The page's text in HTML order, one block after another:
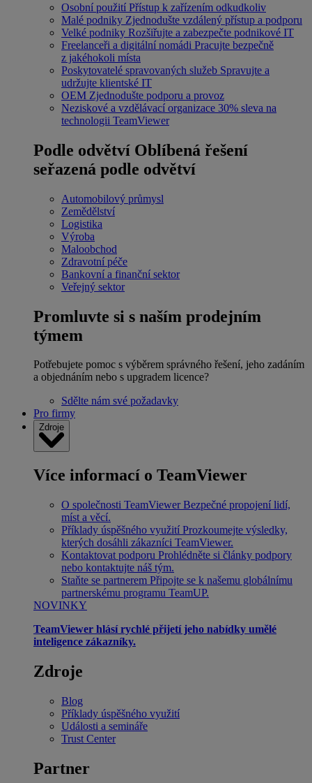
Osobní použití Přístup k zařízením odkudkoliv
Malé podniky Zjednodušte vzdálený přístup a podporu
Velké podniky Rozšiřujte a zabezpečte podnikové IT
Freelanceři a digitální nomádi Pracujte bezpečně
z jakéhokoli místa
Poskytovatelé spravovaných služeb Spravujte a
udržujte klientské IT
OEM Zjednodušte podporu a provoz
Neziskové a vzdělávací organizace 30% sleva na
technologii TeamViewer
Podle odvětví Oblíbená řešení
seřazená podle odvětví
Automobilový průmysl
Zemědělství
Logistika
Výroba
Maloobchod
Zdravotní péče
Bankovní a finanční sektor
Veřejný sektor
Promluvte si s naším prodejním
týmem
Potřebujete pomoc s výběrem správného řešení, jeho zadáním
a objednáním nebo s upgradem licence?
Sdělte nám své požadavky
Pro firmy
Zdroje
Více informací o TeamViewer
O společnosti TeamViewer Bezpečné propojení lidí,
míst a věcí.
Příklady úspěšného využití Prozkoumejte výsledky,
kterých dosáhli zákazníci TeamViewer.
Kontaktovat podporu Prohlédněte si články podpory
nebo kontaktujte náš tým.
Staňte se partnerem Připojte se k našemu globálnímu
partnerskému programu TeamUP.
NOVINKY
TeamViewer hlásí rychlé přijetí jeho nabídky umělé
inteligence zákazníky.
Zdroje
Blog
Příklady úspěšného využití
Události a semináře
Trust Center
Partner